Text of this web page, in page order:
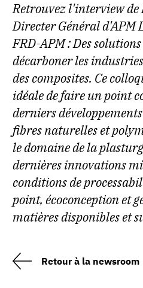
Retrouvez l'interview
Directer Général d'APM
FRD-APM : Des
décarboner les
des composites. Ce
idéale de faire un point
derniers
fibres naturelles et
le domaine de la
dernières innovations
conditions de
point, écoconception et
matières disponibles et
Retour à la newsroom